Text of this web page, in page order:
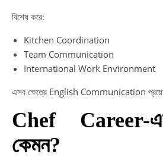
বিশেষ করে:
Kitchen Coordination
Team Communication
International Work Environment
এসব ক্ষেত্রে English Communication
Chef Career-
কেমন?